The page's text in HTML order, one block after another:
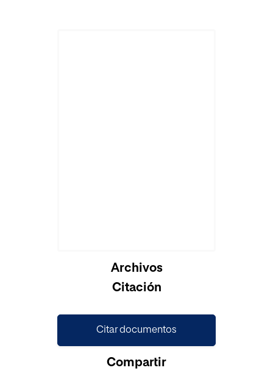
Cargando...Archivos
Citación
Citar documentos
Compartir